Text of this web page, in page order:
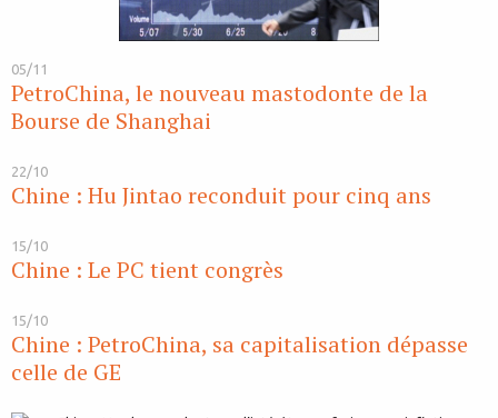
05/11
PetroChina, le nouveau mastodonte de la
Bourse de Shanghai
22/10
Chine : Hu Jintao reconduit pour cinq ans
15/10
Chine : Le PC tient congrès
15/10
Chine : PetroChina, sa capitalisation dépasse
celle de GE